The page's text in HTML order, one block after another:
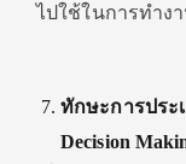
ไปใช้ในการทำง
ทักษะการประ
Decision